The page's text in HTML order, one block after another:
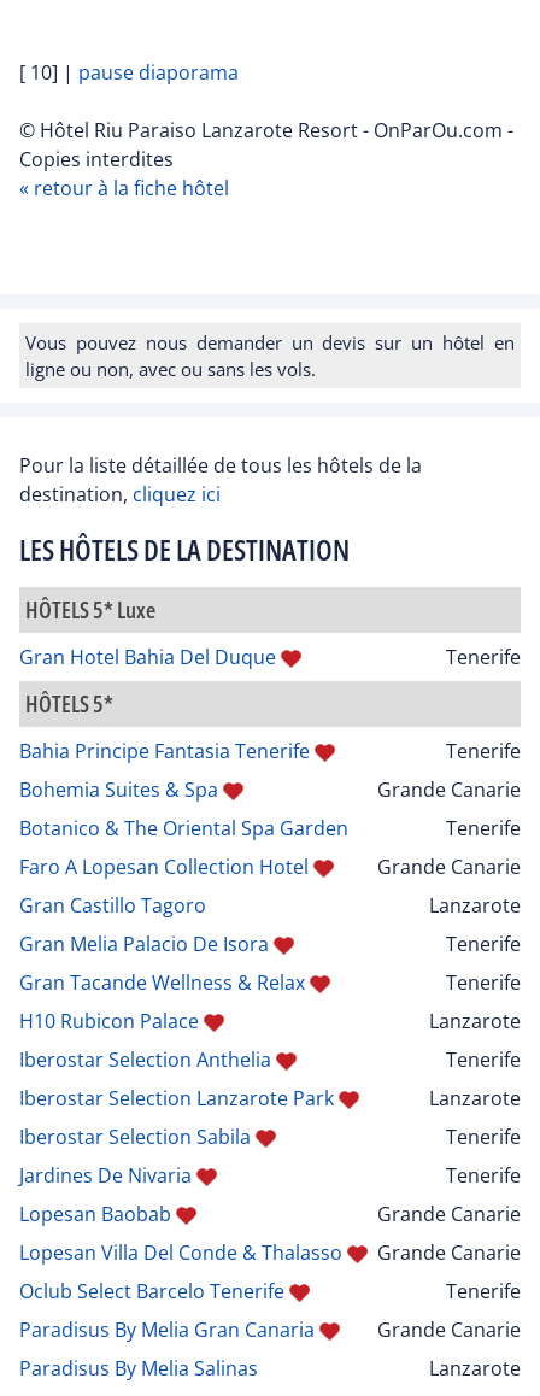
[ 10] | pause diaporama
© Hôtel Riu Paraiso Lanzarote Resort - OnParOu.com -
Copies interdites
« retour à la fiche hôtel
Vous pouvez nous demander un devis sur un hôtel en
ligne ou non, avec ou sans les vols.
Pour la liste détaillée de tous les hôtels de la
destination, cliquez ici
LES HÔTELS DE LA DESTINATION
HÔTELS 5* Luxe
Gran Hotel Bahia Del Duque Tenerife
HÔTELS 5*
Bahia Principe Fantasia Tenerife
Tenerife
Bohemia Suites & Spa
Grande Canarie
Botanico & The Oriental Spa Garden
Tenerife
Faro A Lopesan Collection Hotel
Grande Canarie
Gran Castillo Tagoro
Lanzarote
Gran Melia Palacio De Isora
Tenerife
Gran Tacande Wellness & Relax
Tenerife
H10 Rubicon Palace
Lanzarote
Iberostar Selection Anthelia
Tenerife
Iberostar Selection Lanzarote Park
Lanzarote
Iberostar Selection Sabila
Tenerife
Jardines De Nivaria
Tenerife
Lopesan Baobab
Grande Canarie
Lopesan Villa Del Conde & Thalasso
Grande Canarie
Oclub Select Barcelo Tenerife
Tenerife
Paradisus By Melia Gran Canaria
Grande Canarie
Paradisus By Melia Salinas
Lanzarote